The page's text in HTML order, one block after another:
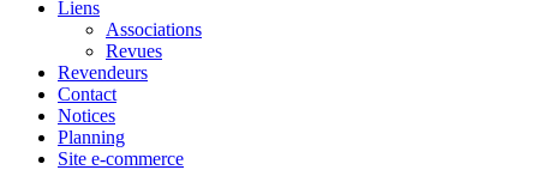
Liens
Associations
Revues
Revendeurs
Contact
Notices
Planning
Site e-commerce